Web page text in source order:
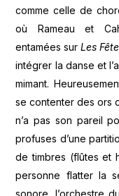
comme celle de
où Rameau et
entamées surLes
intégrer la danse et
mimant.
se contenter des ors
n’a pas son pareil
profuses d’une
de timbres (flûtes et
personne flatter la